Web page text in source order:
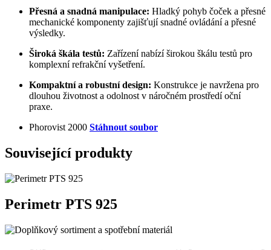
Přesná a snadná manipulace: Hladký pohyb čoček a přesné
mechanické komponenty zajišťují snadné ovládání a přesné
výsledky.
Široká škála testů: Zařízení nabízí širokou škálu testů pro
komplexní refrakční vyšetření.
Kompaktní a robustní design: Konstrukce je navržena pro
dlouhou životnost a odolnost v náročném prostředí oční
praxe.
Phorovist 2000 Stáhnout soubor
Související produkty
Perimetr PTS 925